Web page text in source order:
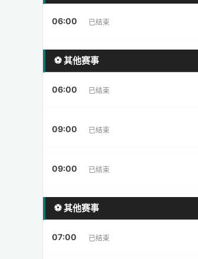
06:00 已结束
⚽ 其他赛事
06:00 已结束
09:00 已结束
09:00 已结束
⚽ 其他赛事
07:00 已结束